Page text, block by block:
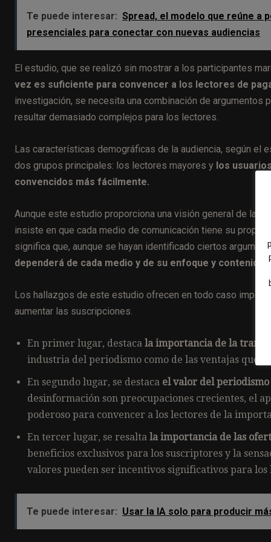
Te puede interesar: Spread, el modelo que reúne a
presenciales para conectar con nuevas audiencias
El estudio, que se realizó sin mostrar a los participantes
vez es suficiente para convencer a los lectores de
investigación, se necesita una combinación de argumentos
resultar demasiado complejos para los lectores.
Las características demográficas de la audiencia, según el
dos grupos principales: los lectores mayores y los
convencidos más fácilmente.
Aunque este estudio proporciona una visión general de las
insiste en que cada medio de comunicación tiene su propia
significa que, aunque se hayan identificado ciertos
dependerá de cada medio y de su enfoque y contenido
Los hallazgos de este estudio ofrecen en todo caso
aumentar las suscripciones.
En primer lugar, destaca la importancia de la
industria del periodismo como de las ventajas que
En segundo lugar, se destaca el valor del
desinformación son preocupaciones crecientes, el
poderoso para convencer a los lectores de la
En tercer lugar, se resalta la importancia de las
beneficios exclusivos para los suscriptores y la
valores pueden ser incentivos significativos para
Te puede interesar: Usar la IA solo para producir